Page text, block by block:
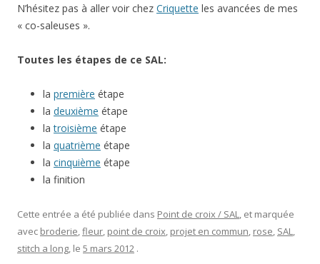
N’hésitez pas à aller voir chez Criquette les avancées de mes
« co-saleuses ».
Toutes les étapes de ce SAL:
la première étape
la deuxième étape
latroisième étape
la quatrième étape
la cinquième étape
la finition
Cette entrée a été publiée dans Point de croix / SAL, et marquée
avec broderie,fleur, point de croix, projet en commun, rose, SAL,
stitch a long, le 5 mars 2012 .